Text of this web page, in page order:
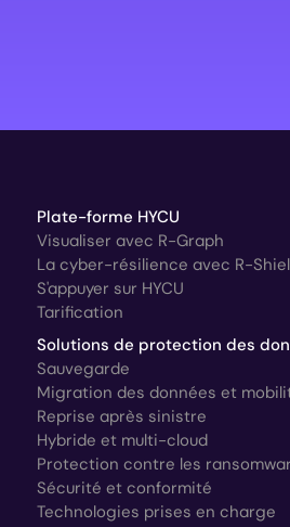
Plate-forme HYCU
Visualiser avec R-Graph
La cyber-résilience avec R-
S'appuyer sur HYCU
Tarification
Solutions de protection des
Sauvegarde
Migration des données et
Reprise après sinistre
Hybride et multi-cloud
Protection contre les
Sécurité et conformité
Technologies prises en charge